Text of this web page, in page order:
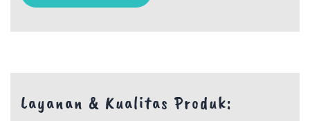
Layanan & Kualitas Produk: